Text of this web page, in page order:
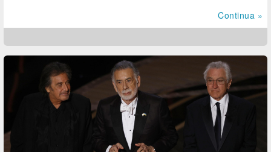
Continua »